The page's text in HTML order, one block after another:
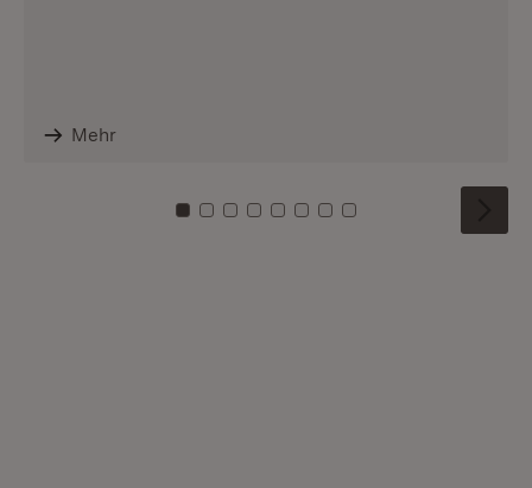
Mehr
Zu Kachel: 0
Zu Kachel: 1
Zu Kachel: 2
Zu Kachel: 3
Zu Kachel: 4
Zu Kachel: 5
Zu Kachel: 6
Zu Kachel: 7